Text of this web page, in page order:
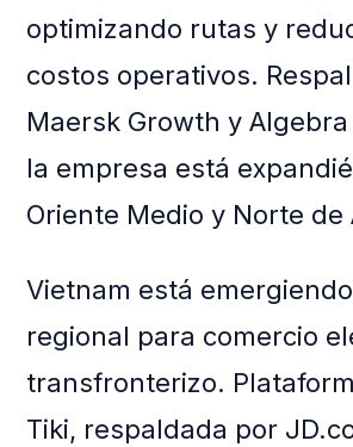
optimizando rutas y
costos operativos.
Maersk Growth y
la empresa está
Oriente Medio y Norte de
Vietnam está
regional para comercio
transfronterizo.
Tiki, respaldada por